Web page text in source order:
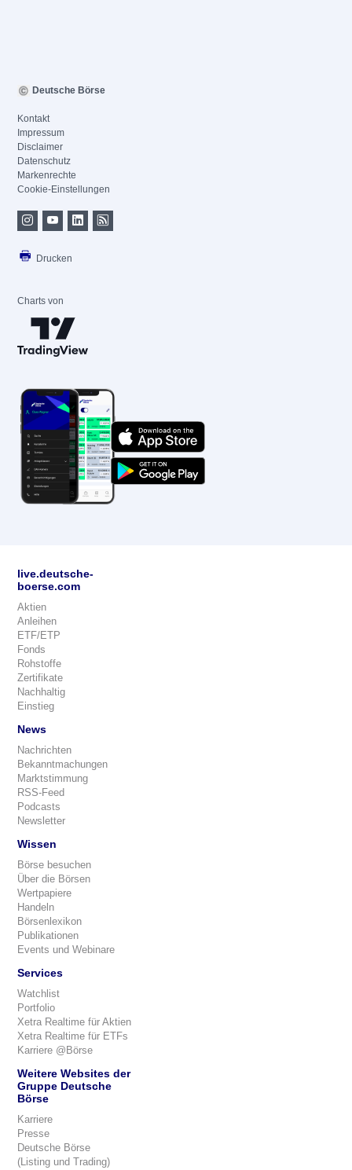
Deutsche Börse
Kontakt
Impressum
Disclaimer
Datenschutz
Markenrechte
Cookie-Einstellungen
Drucken
Charts von
live.deutsche-
boerse.com
Aktien
Anleihen
ETF/ETP
Fonds
Rohstoffe
Zertifikate
Nachhaltig
Einstieg
News
Nachrichten
Bekanntmachungen
Marktstimmung
RSS-Feed
Podcasts
Newsletter
Wissen
Börse besuchen
Über die Börsen
Wertpapiere
Handeln
Börsenlexikon
Publikationen
Events und Webinare
Services
Watchlist
Portfolio
Xetra Realtime für Aktien
Xetra Realtime für ETFs
Karriere @Börse
Weitere Websites der
Gruppe Deutsche
Börse
Karriere
Presse
Deutsche Börse
(Listing und Trading)